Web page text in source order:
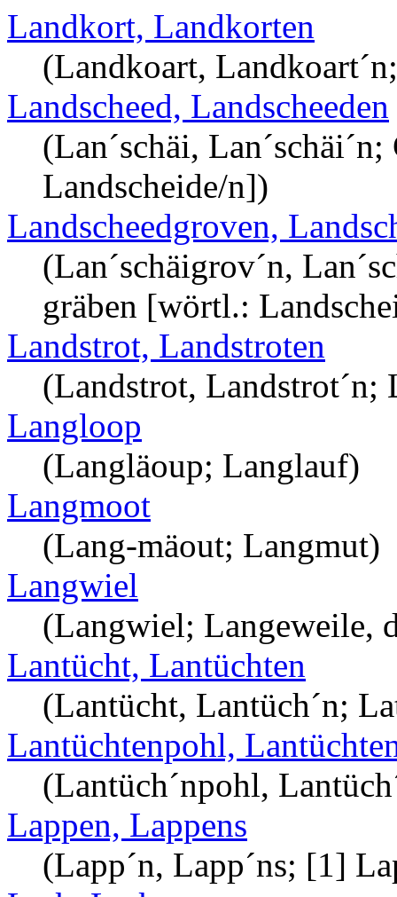
Landkort, Landkorten
(Landkoart,
Landscheed, Landscheeden
(Lan´schäi,
Landscheide/n])
Landscheedgroven,
(Lan´schäigrov´n,
gräben [wörtl.:
Landstrot, Landstroten
(Landstrot, Landstrot´n;
Langloop
(Langläoup; Langlauf)
Langmoot
(Lang-mäout; Langmut)
Langwiel
(Langwiel; Langeweile,
Lantücht, Lantüchten
(Lantücht, Lantüch´n;
Lantüchtenpohl,
(Lantüch´npohl,
Lappen, Lappens
(Lapp´n, Lapp´ns; [1]